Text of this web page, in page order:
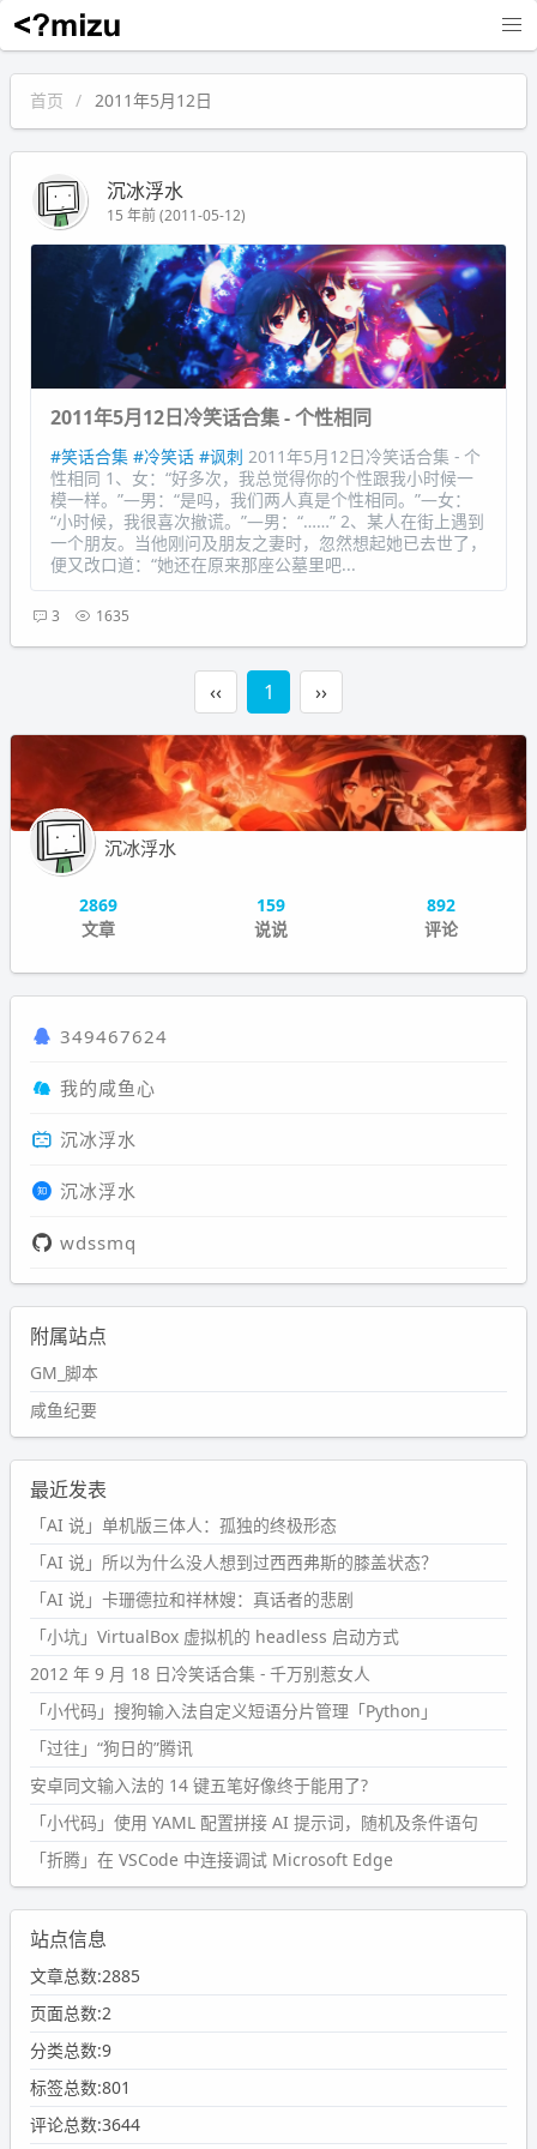
沉冰浮水
首页 2011年5月12日
沉冰浮水
15 年前 (2011-05-12)
2011年5月12日冷笑话合集 - 个性相同
#笑话合集 #冷笑话 #讽刺 2011年5月12日冷笑话合集 - 个
性相同 1、女：“好多次，我总觉得你的个性跟我小时候一
模一样。”—男：“是吗，我们两人真是个性相同。”—女：
“小时候，我很喜次撤谎。”—男：“……” 2、某人在街上遇到
一个朋友。当他刚问及朋友之妻时，忽然想起她已去世了，
便又改口道：“她还在原来那座公墓里吧...
3 1635
‹‹ 1 ››
沉冰浮水
2869
文章
159
说说
892
评论
349467624
我的咸鱼心
沉冰浮水
沉冰浮水
wdssmq
附属站点
GM_脚本
咸鱼纪要
最近发表
「AI 说」单机版三体人：孤独的终极形态
「AI 说」所以为什么没人想到过西西弗斯的膝盖状态？
「AI 说」卡珊德拉和祥林嫂：真话者的悲剧
「小坑」VirtualBox 虚拟机的 headless 启动方式
2012 年 9 月 18 日冷笑话合集 - 千万别惹女人
「小代码」搜狗输入法自定义短语分片管理「Python」
「过往」“狗日的”腾讯
安卓同文输入法的 14 键五笔好像终于能用了?
「小代码」使用 YAML 配置拼接 AI 提示词，随机及条件语句
「折腾」在 VSCode 中连接调试 Microsoft Edge
站点信息
文章总数:2885
页面总数:2
分类总数:9
标签总数:801
评论总数:3644